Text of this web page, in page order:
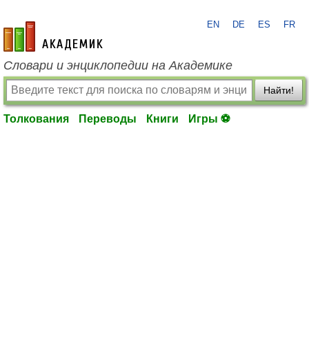
academic.ru
EN DE ES FR
Словари и энциклопедии на Академике
Найти!
Толкования Переводы Книги Игры ⚽